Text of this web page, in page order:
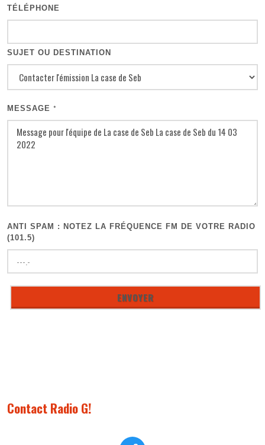
TÉLÉPHONE
SUJET OU DESTINATION
MESSAGE *
ANTI SPAM : NOTEZ LA FRÉQUENCE FM DE VOTRE RADIO
(101.5)
Contact Radio G!